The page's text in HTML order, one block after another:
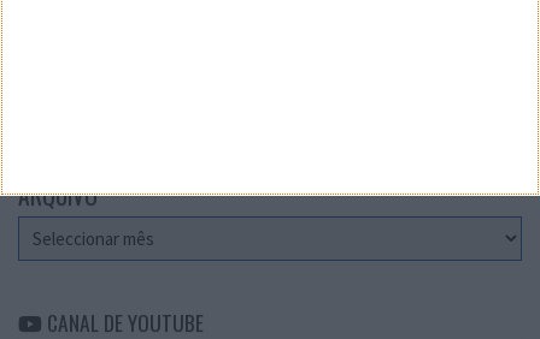
ARQUIVO
Arquivo
CANAL DE YOUTUBE